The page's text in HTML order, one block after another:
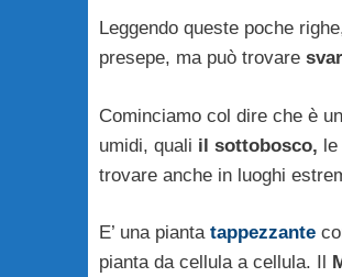
Leggendo queste poche
presepe, ma può trovare
Cominciamo col dire che è
umidi, quali il sottobosco,
trovare anche in luoghi
E’ una pianta tappezzante
pianta da cellula a cellula. Il